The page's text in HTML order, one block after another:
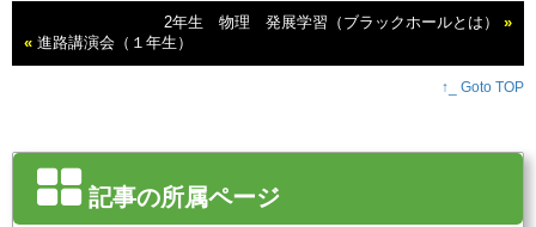
2年生 物理 発展学習（ブラックホールとは）
»
« 進路講演会（１年生）
↑_ Goto TOP
記事の所属ページ